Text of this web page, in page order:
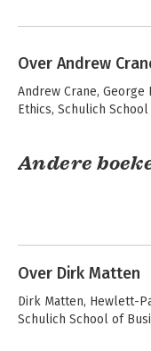
Over Andrew
Andrew Crane,
Ethics, Schulich
Andere
Over Dirk Matten
Dirk Matten, Hewlett-
Schulich School of